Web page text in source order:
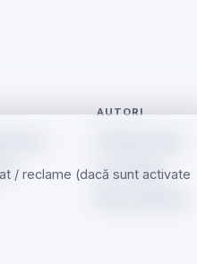
/ reclame (dacă sunt activate
AUTORI
Ionut Barbu